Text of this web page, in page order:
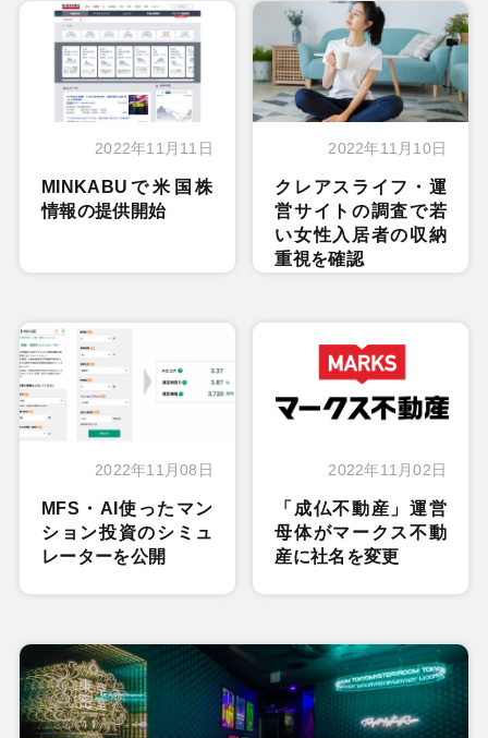
2022年11月11日
MINKABUで米国株
情報の提供開始
2022年11月10日
クレアスライフ・運
営サイトの調査で若
い女性入居者の収納
重視を確認
2022年11月08日
MFS・AI使ったマン
ション投資のシミュ
レーターを公開
2022年11月02日
「成仏不動産」運営
母体がマークス不動
産に社名を変更